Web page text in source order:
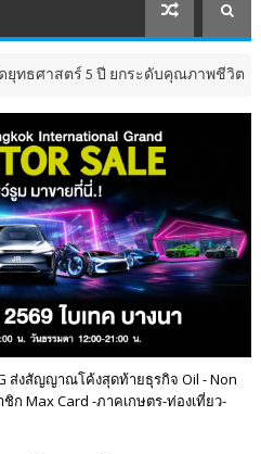
ปี ยกระดับคุณภาพชีวิต ‘เด็ก 4 ล้าน
ส่งสัญญาณโค้งสุดท้ายธุรกิจ Oil - Non
ก Max Card -ภาคเกษตร-ท่องเที่ยว-